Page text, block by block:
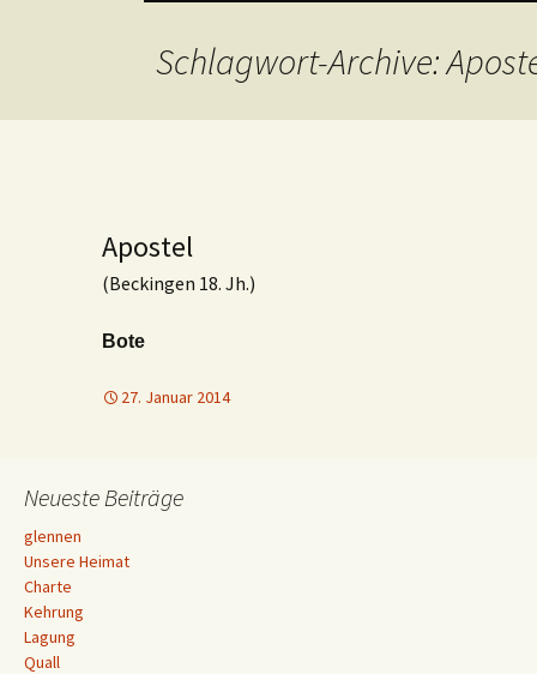
Schlagwort-Archive:
Apostel
(Beckingen 18. Jh.)
Bote
27. Januar 2014
Neueste Beiträge
glennen
Unsere Heimat
Charte
Kehrung
Lagung
Quall